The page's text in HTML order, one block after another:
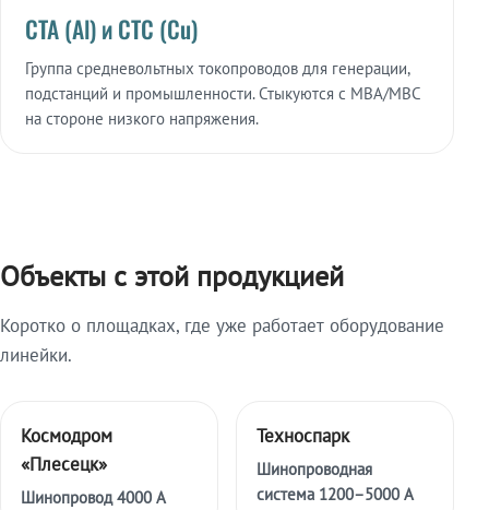
СТА (Al) и СТС (Cu)
Группа средневольтных токопроводов для генерации,
подстанций и промышленности. Стыкуются с МВА/МВС
на стороне низкого напряжения.
Объекты с этой продукцией
Коротко о площадках, где уже работает оборудование
линейки.
Космодром
«Плесецк»
Шинопровод 4000 А
Техноспарк
Шинопроводная
система 1200–5000 А